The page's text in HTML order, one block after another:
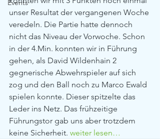
Events
unser Resultat der vergangenen Woche
veredeln. Die Partie hatte dennoch
nicht das Niveau der Vorwoche. Schon
in der 4.Min. konnten wir in Führung
gehen, als David Wildenhain 2
gegnerische Abwehrspieler auf sich
zog und den Ball noch zu Marco Ewald
spielen konnte. Dieser spitzelte das
Leder ins Netz. Das frühzeitige
Führungstor gab uns aber trotzdem
keine Sicherheit. weiter lesen…